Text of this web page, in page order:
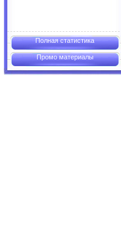
Полная статистика
Промо материалы